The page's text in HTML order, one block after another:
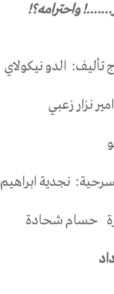
واحترامه؟!
تأليف: الدو نيكولاي
نزار زعبي
نجدية ابراهيم
حسام شحادة